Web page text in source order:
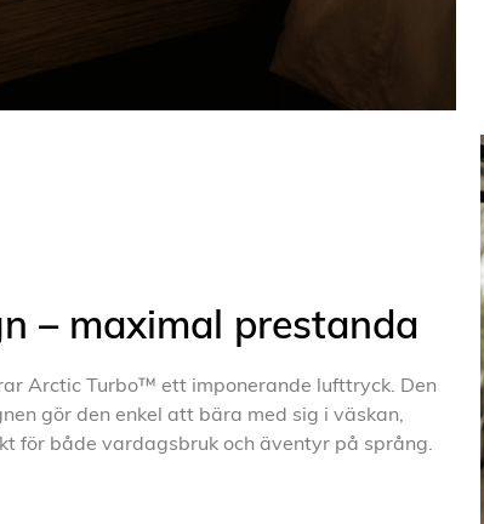
– maximal prestanda
Arctic Turbo™ ett imponerande lufttryck. Den
gör den enkel att bära med sig i väskan,
för både vardagsbruk och äventyr på språng.